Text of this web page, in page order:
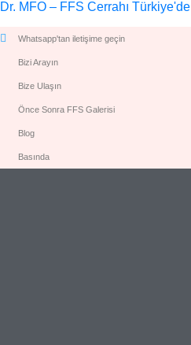
Dr. MFO – FFS Cerrahı Türkiye'de
Whatsapp'tan iletişime geçin
Bizi Arayın
Bize Ulaşın
Önce Sonra FFS Galerisi
Blog
Basında